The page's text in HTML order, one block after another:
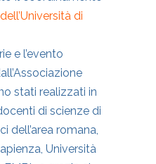
di
e l’evento
stati realizzati in
di scienze di
dell’area romana,
Università